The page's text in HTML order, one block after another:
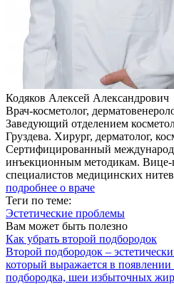
Кодяков Алексей Александрович
Врач-косметолог,
Заведующий отделением
Груздева. Хирург, дерматолог,
Сертифицированный
инъекционным методикам. Вице-
специалистов медицинских
подробнее о враче
Теги по теме:
Эстетические проблемы
Вам может быть полезно
Как убрать второй подбородок
Второй подбородок –
который выражается в
подбородка, шеи избыточных